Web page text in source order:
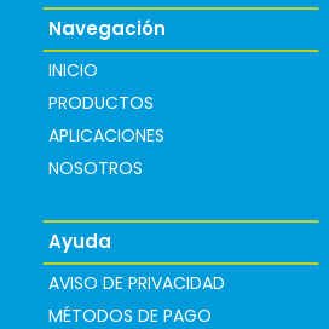
Navegación
INICIO
PRODUCTOS
APLICACIONES
NOSOTROS
Ayuda
AVISO DE PRIVACIDAD
MÉTODOS DE PAGO